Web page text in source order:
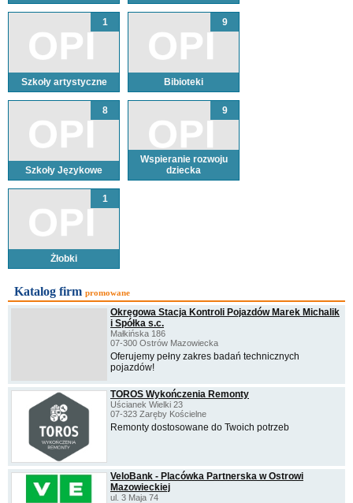
Szkoły artystyczne
1
Bibioteki
9
Szkoły Językowe
8
Wspieranie rozwoju
dziecka
9
Żłobki
1
Katalog firm promowane
Okręgowa Stacja Kontroli Pojazdów Marek Michalik
i Spółka s.c.
Małkińska 186
07-300 Ostrów Mazowiecka
Oferujemy pełny zakres badań technicznych
pojazdów!
TOROS Wykończenia Remonty
Uścianek Wielki 23
07-323 Zaręby Kościelne
Remonty dostosowane do Twoich potrzeb
VeloBank - Placówka Partnerska w Ostrowi
Mazowieckiej
ul. 3 Maja 74